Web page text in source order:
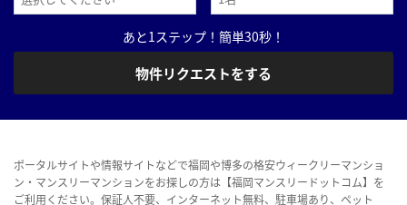
あと1ステップ！簡単30秒！
物件リクエストをする
ポータルサイトや情報サイトなどで福岡や博多の格安ウィークリーマンショ
ン・マンスリーマンションをお探しの方は【福岡マンスリードットコム】を
ご利用ください。保証人不要、インターネット無料、駐車場あり、ペット